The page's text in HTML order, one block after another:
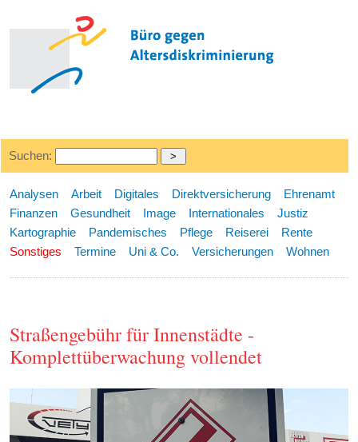
Suchen:
Analysen Arbeit Digitales Direktversicherung
Ehrenamt
Finanzen
Gesundheit Image Internationales
Justiz
Kartographie
Pandemisches Pflege Reiserei
Rente
Sonstiges
Termine Uni & Co. Versicherungen Wohnen
Straßengebühr für Innenstädte -
Komplettüberwachung vollendet